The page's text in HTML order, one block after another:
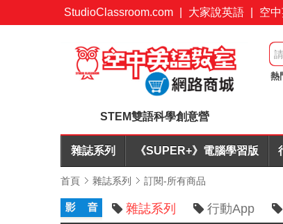
StudioClassroom.com 大家說英語 空
熱
STEM雙語科學創意營
雜誌系列 《SUPER+》電腦學習版
首頁 雜誌系列 訂閱-所有商品
雜誌系列 行動App